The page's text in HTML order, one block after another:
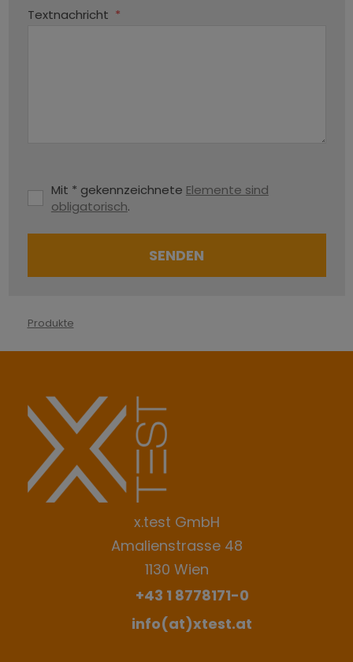
Textnachricht *
Mit * gekennzeichnete Elemente sind
obligatorisch.
SENDEN
konnte
Produkte
x.test GmbH
Amalienstrasse 48
1130 Wien
+43 1 8778171-0
info(at)xtest.at